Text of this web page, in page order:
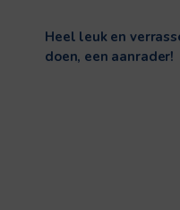
Heel leuk en
doen, een aanrader!